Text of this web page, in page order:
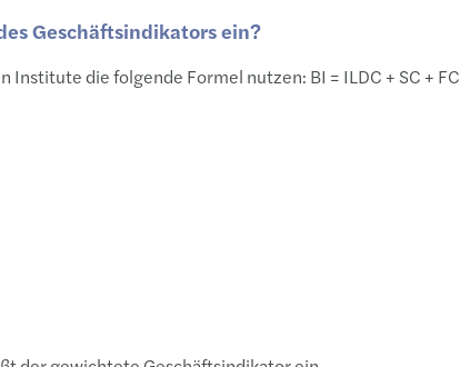
Geschäftsindikators ein?
die folgende Formel nutzen: BI = ILDC + SC + FC